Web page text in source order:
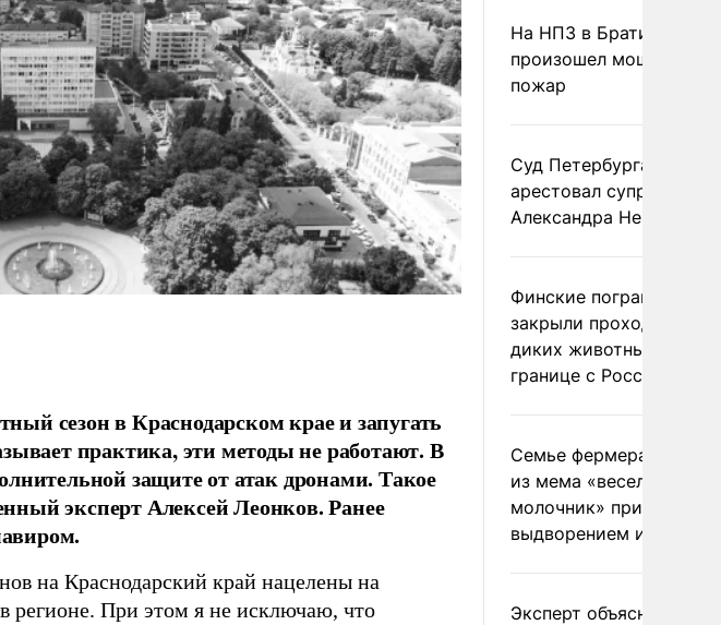
сезон в Краснодарском крае и запугать
практика, эти методы не работают. В
защите от атак дронами. Такое
эксперт Алексей Леонков. Ранее
на Краснодарский край нацелены на
регионе. При этом я не исключаю, что
На НПЗ в Братиславе
произошел мощный
пожар
Суд Петербурга заочно
арестовал супругу
Александра Невзорова
Финские пограничники
закрыли проходы для
диких животных на
границе с Россией
Семье фермера
из мема «веселый
молочник» пригрозили
выдворением из
Эксперт объяснил